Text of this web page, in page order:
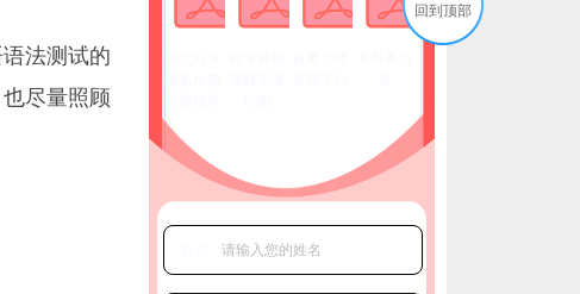
法测试的
尽量照顾
报名免费
姓名：
回到顶部